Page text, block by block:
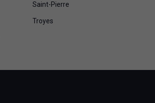
Saint-Pierre
Troyes